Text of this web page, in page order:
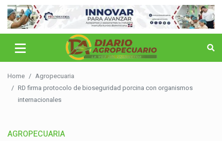
Home
Agropecuaria
RD firma protocolo de bioseguridad porcina con organismos
internacionales
AGROPECUARIA